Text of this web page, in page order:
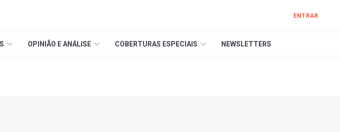
ENTRAR
OPINIÃO E ANÁLISE COBERTURAS ESPECIAIS NEWSLETTERS